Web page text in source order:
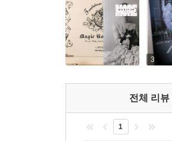
3
전체 리뷰
1